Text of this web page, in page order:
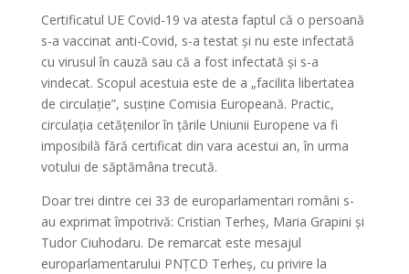
Certificatul UE Covid-19 va atesta faptul că o persoană
s-a vaccinat anti-Covid, s-a testat și nu este infectată
cu virusul în cauză sau că a fost infectată și s-a
vindecat. Scopul acestuia este de a „facilita libertatea
de circulație”, susține Comisia Europeană. Practic,
circulația cetățenilor în țările Uniunii Europene va fi
imposibilă fără certificat din vara acestui an, în urma
votului de săptămâna trecută.
Doar trei dintre cei 33 de europarlamentari români s-
au exprimat împotrivă: Cristian Terheș, Maria Grapini și
Tudor Ciuhodaru. De remarcat este mesajul
europarlamentarului PNȚCD Terheș, cu privire la